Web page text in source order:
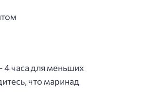
4 часа для меньших
что маринад